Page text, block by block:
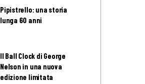
Pipistrello: una storia
lunga 60 anni
Il Ball Clock di George
Nelson in una nuova
edizione limitata